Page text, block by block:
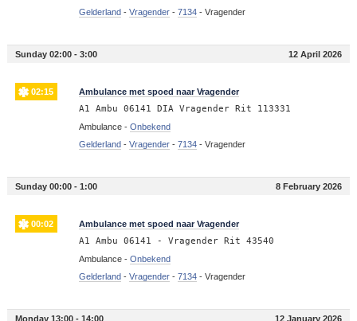
Gelderland- Vragender- 7134- Vragender
Sunday 02:00 - 3:00 12 April 2026
02:15 Ambulance met spoed naar Vragender
A1 Ambu 06141 DIA Vragender Rit 113331
Ambulance - Onbekend
Gelderland- Vragender- 7134- Vragender
Sunday 00:00 - 1:00 8 February 2026
00:02 Ambulance met spoed naar Vragender
A1 Ambu 06141 - Vragender Rit 43540
Ambulance - Onbekend
Gelderland- Vragender- 7134- Vragender
Monday 13:00 - 14:00 12 January 2026